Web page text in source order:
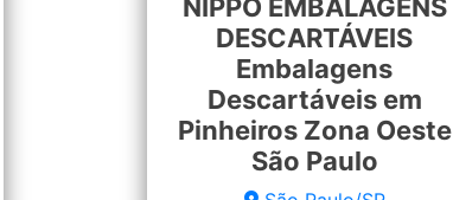
NIPPO EMBALAGENS
DESCARTÁVEIS
Embalagens
Descartáveis em
Pinheiros Zona Oeste
São Paulo